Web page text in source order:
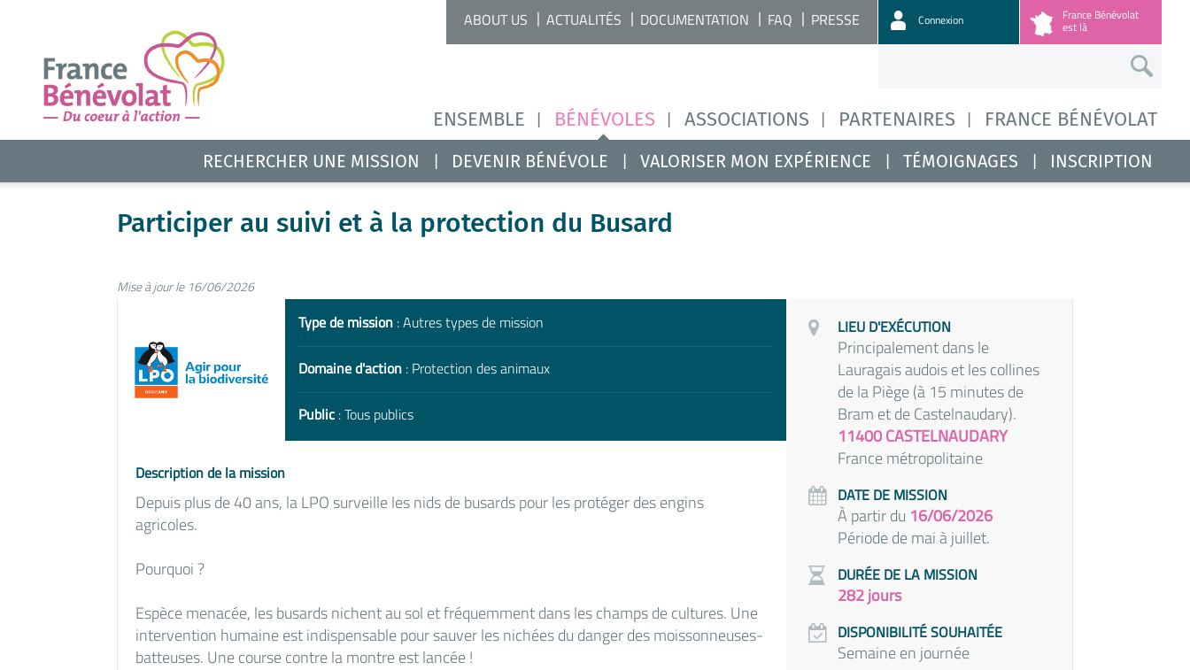
ENSEMBLE BÉNÉVOLES ASSOCIATIONS PARTENAIRES FRANCE BÉNÉVOLAT
ABOUT US ACTUALITÉS DOCUMENTATION FAQ PRESSE Connexion France Bénévolat
est là
RECHERCHER UNE MISSION DEVENIR BÉNÉVOLE VALORISER MON EXPÉRIENCE TÉMOIGNAGES INSCRIPTION
Participer au suivi et à la protection du Busard
Mise à jour le 16/06/2026
Type de mission: Autres types de mission
Domaine d'action: Protection des animaux
Public: Tous publics
Description de la mission
Depuis plus de 40 ans, la LPO surveille les nids de busards pour les protéger des engins
agricoles.
Pourquoi ?
Espèce menacée, les busards nichent au sol et fréquemment dans les champs de cultures. Une
intervention humaine est indispensable pour sauver les nichées du danger des moissonneuses-
batteuses. Une course contre la montre est lancée !
LIEU D'EXÉCUTION
Principalement dans le
Lauragais audois et les collines
de la Piège (à 15 minutes de
Bram et de Castelnaudary).
11400 CASTELNAUDARY
France métropolitaine
DATE DE MISSION
À partir du 16/06/2026
Période de mai à juillet.
DURÉE DE LA MISSION
282 jours
DISPONIBILITÉ SOUHAITÉE
Semaine en journée